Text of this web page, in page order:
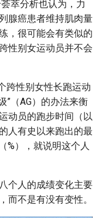
萃分析也认为，力
腺癌患者维持肌肉量
，很可能会有类似的
性别女运动员并不会
跨性别女性长跑运动
”（AG）的办法来衡
动员的跑步时间（以
人有史以来跑出的最
%），就说明这个人
个人的成绩变化主要
而不是有没有变性。